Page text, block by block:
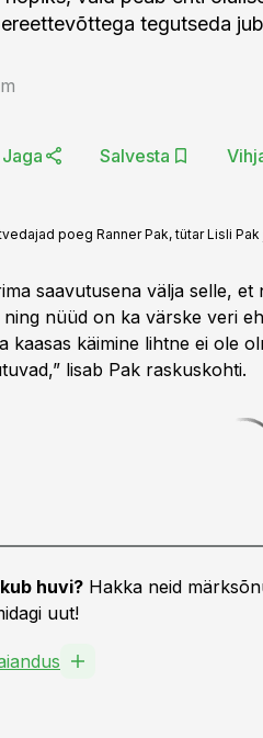
tegutseda
Jaga Salvesta
poeg Ranner Pak, tütar Lisli Pak
saavutusena välja selle,
nüüd on ka värske veri
kaasas käimine lihtne ei ole
lisab Pak raskuskohti.
huvi? Hakka neid
uut!